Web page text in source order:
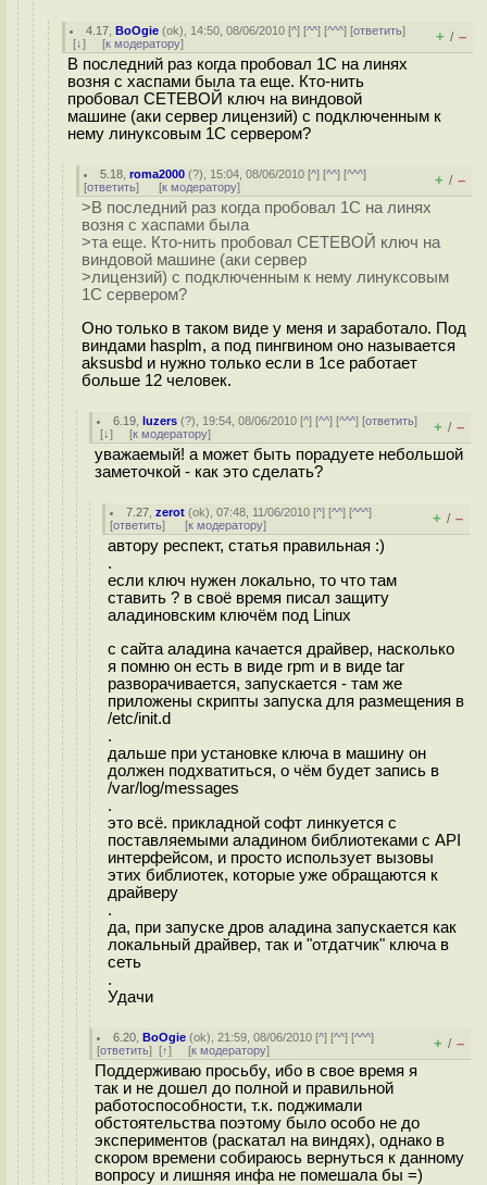
4.17 ,BoOgie (ok), 14:50, 08/06/2010 [^] [^^] [^^^] [ответить]
[↓] [к модератору] + / –
В последний раз когда пробовал 1С на линях
возня с хаспами была та еще. Кто-нить
пробовал СЕТЕВОЙ ключ на виндовой
машине (аки сервер лицензий) с подключенным к
нему линуксовым 1С сервером?
5.18 ,roma2000 (?), 15:04, 08/06/2010 [^] [^^] [^^^]
[ответить] [к модератору] + / –
>В последний раз когда пробовал 1С на линях
возня с хаспами была
>та еще. Кто-нить пробовал СЕТЕВОЙ ключ на
виндовой машине (аки сервер
>лицензий) с подключенным к нему линуксовым
1С сервером?
Оно только в таком виде у меня и заработало. Под
виндами hasplm, а под пингвином оно называется
aksusbd и нужно только если в 1се работает
больше 12 человек.
6.19 ,luzers (?), 19:54, 08/06/2010 [^] [^^] [^^^] [ответить]
[↓] [к модератору] + / –
уважаемый! а может быть порадуете небольшой
заметочкой - как это сделать?
7.27 ,zerot (ok), 07:48, 11/06/2010 [^] [^^] [^^^]
[ответить] [к модератору] + / –
автору респект, статья правильная :)
.
если ключ нужен локально, то что там
ставить ? в своё время писал защиту
аладиновским ключём под Linux
с сайта аладина качается драйвер, насколько
я помню он есть в виде rpm и в виде tar
разворачивается, запускается - там же
приложены скрипты запуска для размещения в
/etc/init.d
.
дальше при установке ключа в машину он
должен подхватиться, о чём будет запись в
/var/log/messages
.
это всё. прикладной софт линкуется с
поставляемыми аладином библиотеками с API
интерфейсом, и просто использует вызовы
этих библиотек, которые уже обращаются к
драйверу
.
да, при запуске дров аладина запускается как
локальный драйвер, так и "отдатчик" ключа в
сеть
.
Удачи
6.20 ,BoOgie (ok), 21:59, 08/06/2010 [^] [^^] [^^^]
[ответить] [↑] [к модератору] + / –
Поддерживаю просьбу, ибо в свое время я
так и не дошел до полной и правильной
работоспособности, т.к. поджимали
обстоятельства поэтому было особо не до
экспериментов (раскатал на виндях), однако в
скором времени собираюсь вернуться к данному
вопросу и лишняя инфа не помешала бы =)